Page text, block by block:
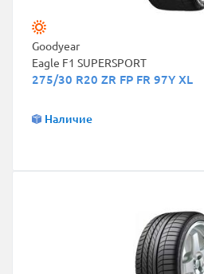
Goodyear
Eagle F1 SUPERSPORT
275/30 R20 ZR FP FR 97Y XL
Наличие